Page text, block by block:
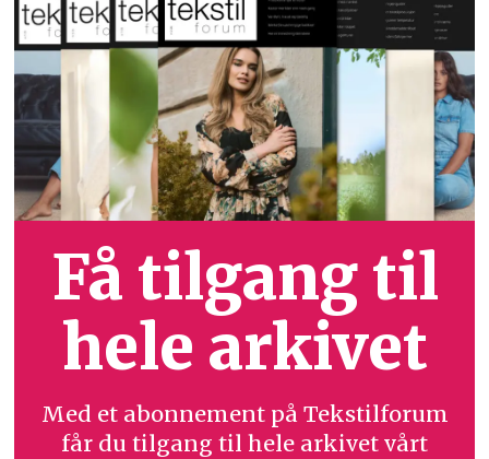
Få tilgang til
hele arkivet
Med et abonnement på Tekstilforum
får du tilgang til hele arkivet vårt